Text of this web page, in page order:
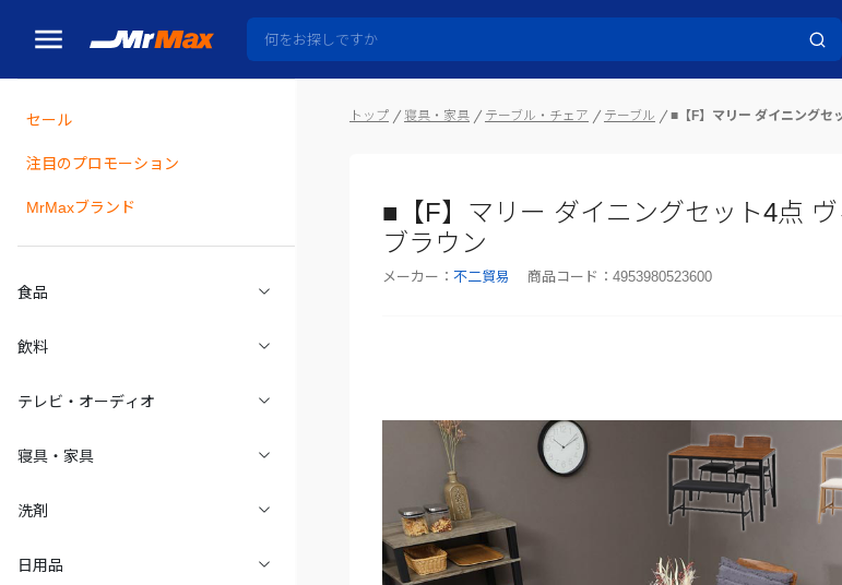
セール
注目のプロモーション
MrMaxブランド
食品
飲料
テレビ・オーディオ
寝具・家具
洗剤
日用品
トップ 寝具・家具 テーブル・チェア テーブル ■【F】マリー ダイニングセ
■【F】マリー ダイニングセット4点
ブラウン
メーカー： 不二貿易 商品コード： 4953980523600